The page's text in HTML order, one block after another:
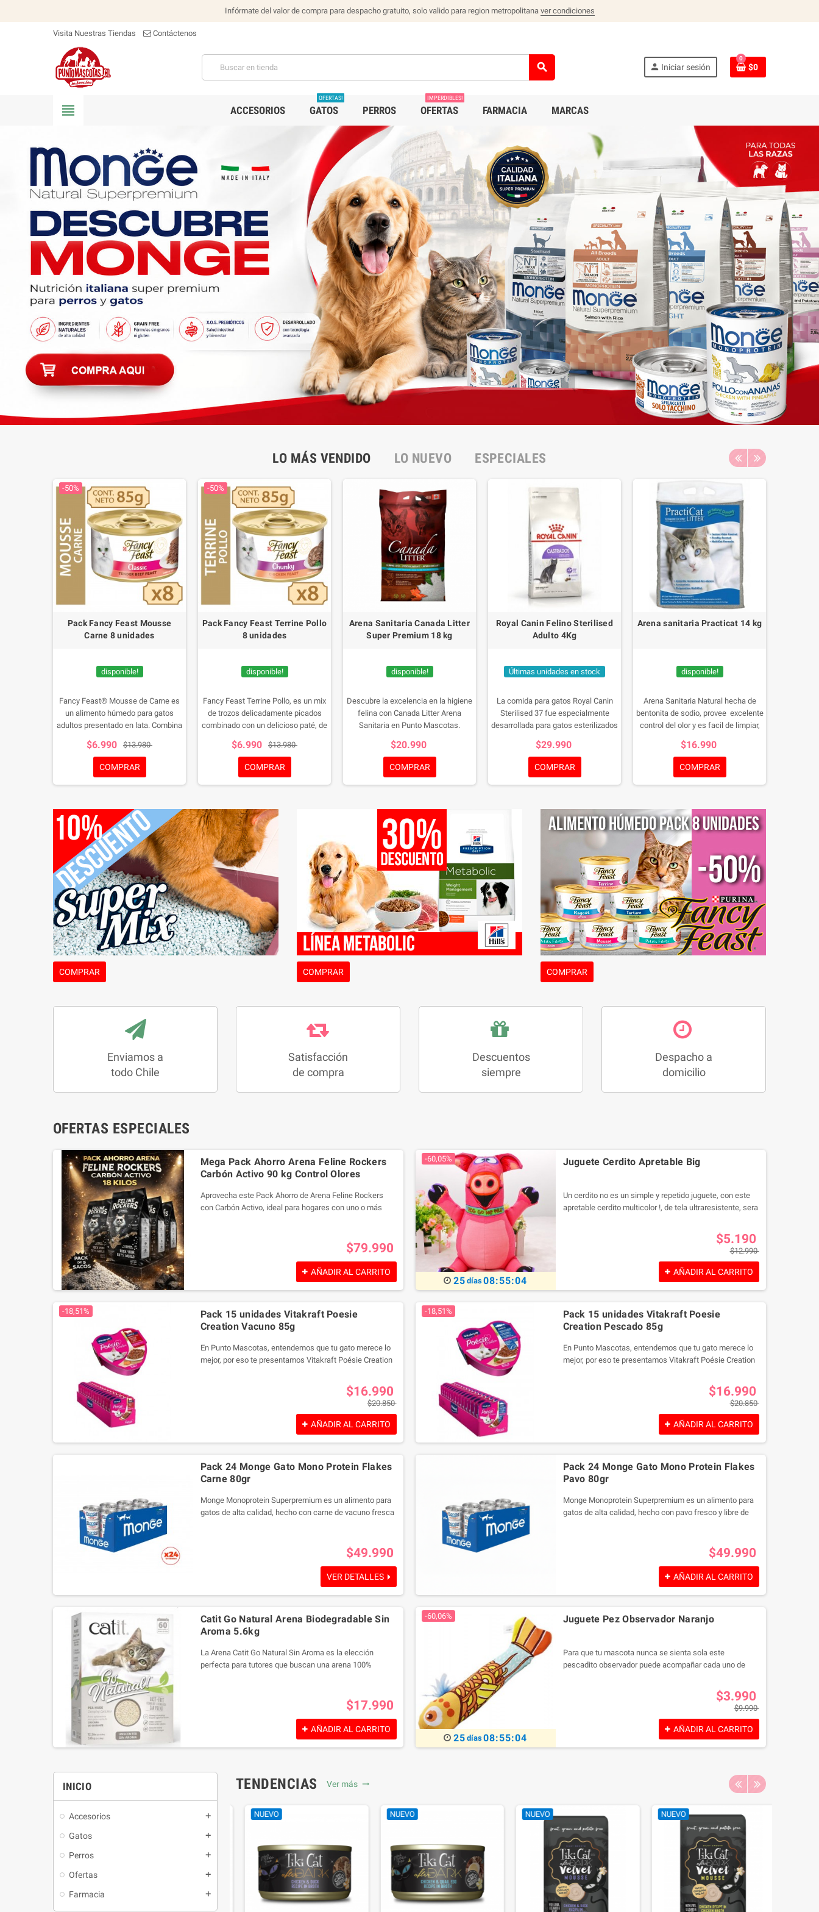
Infórmate del valor de compra para despacho gratuito, solo valido para region metropolitana ver condiciones
Visita Nuestras Tiendas Contáctenos
search person Iniciar sesión
0
$0
view_headline ACCESORIOS GATOS
OFERTAS!
PERROS OFERTAS
IMPERDIBLES!
FARMACIA MARCAS
LO MÁS VENDIDO LO NUEVO ESPECIALES
-50%
Pack Fancy Feast Mousse
Carne 8 unidades
disponible!
Fancy Feast® Mousse de Carne es
un alimento húmedo para gatos
adultos presentado en lata. Combina
un delicado sabor a carne
Pack de 8 unidades de Lata de 85 g.
$6.990 $13.980
COMPRAR
-50%
Pack Fancy Feast Terrine Pollo
8 unidades
disponible!
Fancy Feast Terrine Pollo, es un mix
de trozos delicadamente picados
combinado con un delicioso paté, de
unidades de Lata de 85 g.
$6.990 $13.980
COMPRAR
Arena Sanitaria Canada Litter
Super Premium 18 kg
disponible!
Descubre la excelencia en la higiene
felina con Canada Litter Arena
Sanitaria en Punto Mascotas.
de sodio, esta arena se destaca con
aglutinación inmediata facilita la
limpieza diaria, manteniendo la
grano irregular mejora la eficiencia y
duración, siendo 100% aglutinante.
Además, su agradable perfume a
talco de bebé proporciona un control
natural de olores. Brinda a tu gato un
entorno limpio y fresco con Canada
Litter.
Envase de 18 kg
$20.990
COMPRAR
Royal Canin Felino Sterilised
Adulto 4Kg
Últimas unidades en stock
La comida para gatos Royal Canin
Sterilised 37 fue especialmente
desarrollada para gatos esterilizados
$29.990
COMPRAR
Arena sanitaria Practicat 14 kg
disponible!
Arena Sanitaria Natural hecha de
bentonita de sodio, provee excelente
control del olor y es facil de limpiar,
bolas que son remobidas, dejando el
para volver a ser utilizada,
haciendola una opcion altamente
al medio ambiente.
$16.990
COMPRAR
COMPRAR COMPRAR COMPRAR
Enviamos a
todo Chile
Satisfacción
de compra
Descuentos
siempre
Despacho a
domicilio
OFERTAS ESPECIALES
Mega Pack Ahorro Arena Feline Rockers
Carbón Activo 90 kg Control Olores
Aprovecha este Pack Ahorro de Arena Feline Rockers
con Carbón Activo, ideal para hogares con uno o más
sacos de 18 kg cada uno, entregándote una excelente
relación precio-cantidad para mantener la higiene del
arenero por mucho más tiempo.
$79.990
AÑADIR AL CARRITO
-60,05%
25 días08:55:02
Juguete Cerdito Apretable Big
Un cerdito no es un simple y repetido juguete, con este
apretable cerdito multicolor !, de tela ultraresistente, sera
$5.190
$12.990
AÑADIR AL CARRITO
-18,51%
Pack 15 unidades Vitakraft Poesie
Creation Vacuno 85g
En Punto Mascotas, entendemos que tu gato merece lo
mejor, por eso te presentamos Vitakraft Poésie Creation
primera calidad. Esta comida húmeda, sin colorantes ni
conservantes artificiales, está especialmente formulada
para satisfacer las necesidades nutricionales de tu
¡Consiente a tu gato con el sabor y la calidad
incomparables de Vitakraft Poésie Creation Vacuno!
$16.990
$20.850
AÑADIR AL CARRITO
-18,51%
Pack 15 unidades Vitakraft Poesie
Creation Pescado 85g
En Punto Mascotas, entendemos que tu gato merece lo
mejor, por eso te presentamos Vitakraft Poésie Creation
primera calidad. Esta comida húmeda, sin colorantes ni
conservantes artificiales, está especialmente formulada
para satisfacer las necesidades nutricionales de tu
¡Consiente a tu gato con el sabor y la calidad
incomparables de Vitakraft Poésie Creation Pescado!
$16.990
$20.850
AÑADIR AL CARRITO
Pack 24 Monge Gato Mono Protein Flakes
Carne 80gr
Monge Monoprotein Superpremium es un alimento para
gatos de alta calidad, hecho con carne de vacuno fresca
ni conservantes añadidos. Ideal para una dieta$49.990
VER DETALLES
Pack 24 Monge Gato Mono Protein Flakes
Pavo 80gr
Monge Monoprotein Superpremium es un alimento para
gatos de alta calidad, hecho con pavo fresco y libre de
ni conservantes añadidos. Ideal para una dieta$49.990
AÑADIR AL CARRITO
Catit Go Natural Arena Biodegradable Sin
Aroma 5.6kg
La Arena Catit Go Natural Sin Aroma es la elección
perfecta para tutores que buscan una arena 100%
guisantes recicladas, ofrece un entorno limpio, saludable
y libre de olores molestos para tu gatito preferido.
$17.990
AÑADIR AL CARRITO
-60,06%
25 días08:55:02
Juguete Pez Observador Naranjo
Para que tu mascota nunca se sienta sola este
pescadito observador puede acompañar cada uno de
$3.990
$9.990
AÑADIR AL CARRITO
INICIO
Accesorios
Gatos
Perros
Ofertas
Farmacia
TENDENCIAS Ver más
NUEVO NUEVO NUEVO NUEVO NUEVO